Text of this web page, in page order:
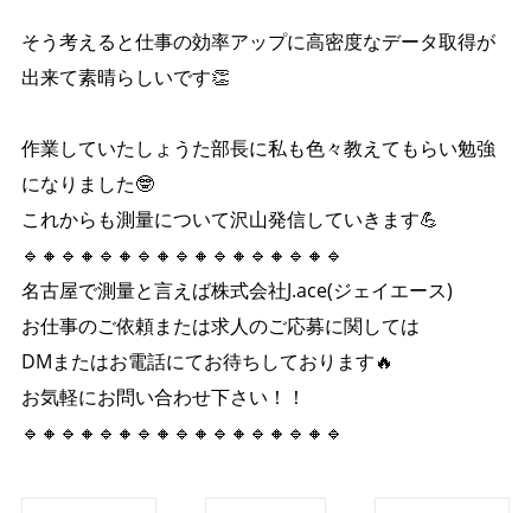
そう考えると仕事の効率アップに高密度なデータ取得が
出来て素晴らしいです👏
作業していたしょうた部長に私も色々教えてもらい勉強
になりました🤓
これからも測量について沢山発信していきます💪
🔹🔸🔹🔸🔹🔸🔹🔸🔹🔸🔹🔸🔹🔸🔹🔸🔹
名古屋で測量と言えば株式会社J.ace(ジェイエース)
お仕事のご依頼または求人のご応募に関しては
DMまたはお電話にてお待ちしております🔥
お気軽にお問い合わせ下さい！！
🔹🔸🔹🔸🔹🔸🔹🔸🔹🔸🔹🔸🔹🔸🔹🔸🔹